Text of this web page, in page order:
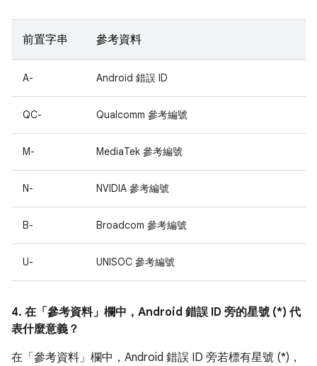
前置字串 參考資料
A- Android 錯誤 ID
QC- Qualcomm 參考編號
M- MediaTek 參考編號
N- NVIDIA 參考編號
B- Broadcom 參考編號
U- UNISOC 參考編號
4. 在「參考資料」 欄中，Android 錯誤 ID 旁的星號 (*) 代
表什麼意義？
在「參考資料」 欄中，Android 錯誤 ID 旁若標有星號 (*)，